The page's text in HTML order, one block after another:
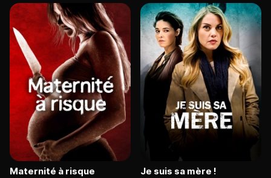
Maternité à risque Je suis sa mère !